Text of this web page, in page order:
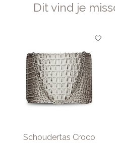
Dit vind je
Items van productcarrousel
Schoudertas Croco